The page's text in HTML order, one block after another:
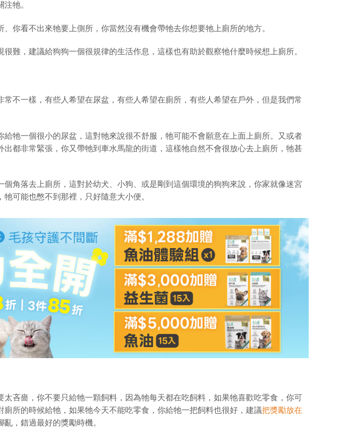
牠。
你看不出來牠要上側所，你當然沒有機會帶牠去你想要牠上廁所的地方。
難，建議給狗狗一個很規律的生活作息，這樣也有助於觀察牠什麼時候想上廁所。
常不一樣，有些人希望在尿盆，有些人希望在廁所，有些人希望在戶外，但是我們常
給牠一個很小的尿盆，這對牠來說很不舒服，牠可能不會願意在上面上廁所。又或者
出都非常緊張，你又帶牠到車水馬龍的街道，這樣牠自然不會很放心去上廁所，牠甚
個角落去上廁所，這對於幼犬、小狗、或是剛到這個環境的狗狗來說，你家就像迷宮
可能也憋不到那裡，只好隨意大小便。
吝嗇，你不要只給牠一顆飼料，因為牠每天都在吃飼料，如果牠喜歡吃零食，你可
廁所的時候給牠，如果牠今天不能吃零食，你給牠一把飼料也很好，建議把獎勵放在
亂，錯過最好的獎勵時機。